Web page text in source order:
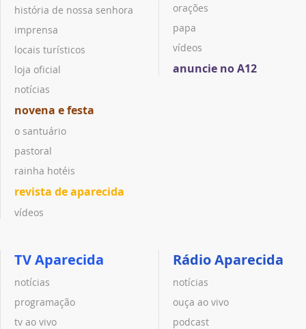
história de nossa senhora
imprensa
locais turísticos
loja oficial
notícias
novena e festa
o santuário
pastoral
rainha hotéis
revista de aparecida
vídeos
orações
papa
vídeos
anuncie no A12
TV Aparecida
notícias
programação
tv ao vivo
Rádio Aparecida
notícias
ouça ao vivo
podcast